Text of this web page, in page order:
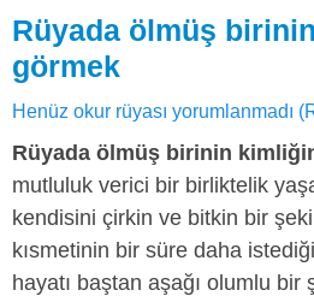
Rüyada ölmüş
görmek
Henüz okur rüyası yorumlanmadı
Rüyada ölmüş birinin
mutluluk verici bir birliktelik
kendisini çirkin ve bitkin bir
kısmetinin bir süre daha
hayatı baştan aşağı olumlu